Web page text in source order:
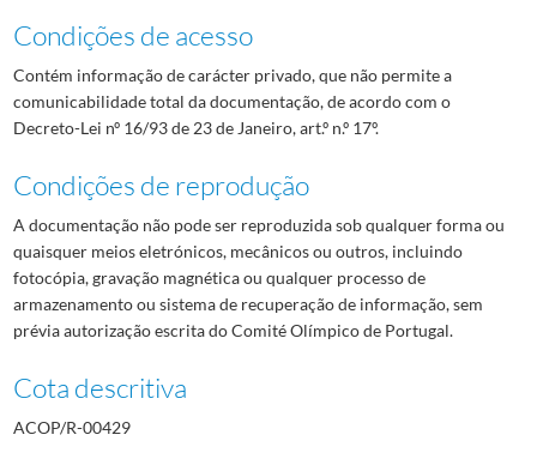
Condições de acesso
Contém informação de carácter privado, que não permite a
comunicabilidade total da documentação, de acordo com o
Decreto-Lei nº 16/93 de 23 de Janeiro, art.º n.º 17º.
Condições de reprodução
A documentação não pode ser reproduzida sob qualquer forma ou
quaisquer meios eletrónicos, mecânicos ou outros, incluindo
fotocópia, gravação magnética ou qualquer processo de
armazenamento ou sistema de recuperação de informação, sem
prévia autorização escrita do Comité Olímpico de Portugal.
Cota descritiva
ACOP/R-00429